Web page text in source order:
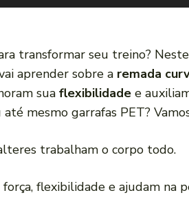
transformar seu treino?
aprender sobre a remada
sua flexibilidade e
até mesmo garrafas PET?
trabalham o corpo todo.
flexibilidade e ajudam na